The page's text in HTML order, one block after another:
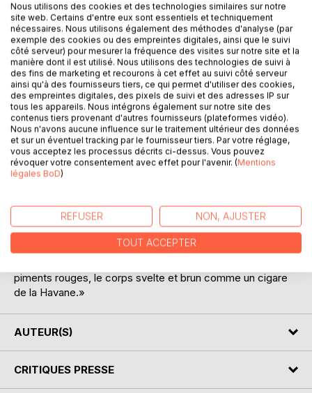
DESCRIPTION
Avec ce roman, Gustave Le Rouge dynamite les
conventions aimables du roman exotique à la Pierre Loti, et
célèbre les délices des amours déclassées et interraciales
d'un riche planteur de la Nouvelle-Orléans, au début du
XXe siècle. Cette «déchéance» nous vaut une description
faune. L'auteur ne sacrifie pas au moralisme habituel (et
désuet) du roman populaire: M. de Saint-Elme, notre
planteur concupiscent, finira heureusement sa vie dans les
bras de la mulâtresse Lina, dont il apprécie les petits seins
piments rouges, le corps svelte et brun comme un cigare
de la Havane.»
AUTEUR(S)
CRITIQUES PRESSE
Nous utilisons des cookies et des technologies similaires sur notre
site web. Certains d'entre eux sont essentiels et techniquement
nécessaires. Nous utilisons également des méthodes d'analyse (par
exemple des cookies ou des empreintes digitales, ainsi que le suivi
côté serveur) pour mesurer la fréquence des visites sur notre site et la
manière dont il est utilisé. Nous utilisons des technologies de suivi à
des fins de marketing et recourons à cet effet au suivi côté serveur
ainsi qu'à des fournisseurs tiers, ce qui permet d'utiliser des cookies,
des empreintes digitales, des pixels de suivi et des adresses IP sur
tous les appareils. Nous intégrons également sur notre site des
contenus tiers provenant d'autres fournisseurs (plateformes vidéo).
Nous n'avons aucune influence sur le traitement ultérieur des données
et sur un éventuel tracking par le fournisseur tiers. Par votre réglage,
vous acceptez les processus décrits ci-dessus. Vous pouvez
révoquer votre consentement avec effet pour l'avenir. (Mentions
légales BoD)
REFUSER NON, AJUSTER
TOUT ACCEPTER